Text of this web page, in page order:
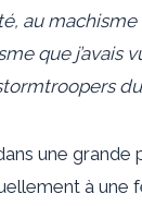
au machisme
que j’avais
une grande
à une